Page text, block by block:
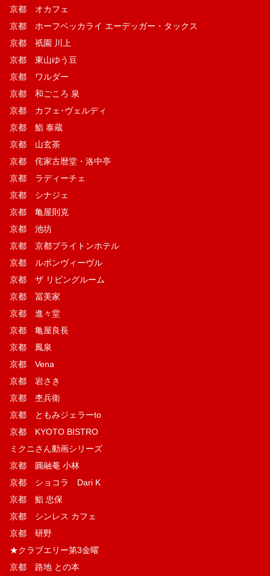
京都 オカフェ
京都 ホーフベッカライ エーデッガー・タックス
京都 祇園 川上
京都 東山ゆう豆
京都 ワルダー
京都 和ごころ 泉
京都 カフェ･ヴェルディ
京都 鮨 泰蔵
京都 山玄茶
京都 侘家古暦堂・洛中亭
京都 ラディーチェ
京都 シナジェ
京都 亀屋則克
京都 池坊
京都 京都ブライトンホテル
京都 ルボンヴィーヴル
京都 ザ リビングルーム
京都 冨美家
京都 進々堂
京都 亀屋良長
京都 鳳泉
京都 Vena
京都 岩さき
京都 杢兵衛
京都 ともみジェラーto
京都 KYOTO BISTRO
ミクニさん動画シリーズ
京都 圓融菴 小林
京都 ショコラ Dari K
京都 鮨 忠保
京都 シンレス カフェ
京都 研野
★クラブエリー第3金曜
京都 路地 との本